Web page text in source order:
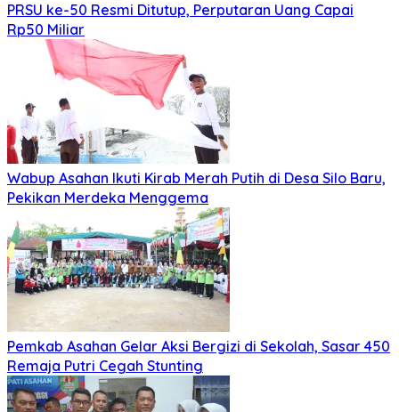
PRSU ke-50 Resmi Ditutup, Perputaran Uang Capai
Rp50 Miliar
Wabup Asahan Ikuti Kirab Merah Putih di Desa Silo Baru,
Pekikan Merdeka Menggema
Pemkab Asahan Gelar Aksi Bergizi di Sekolah, Sasar 450
Remaja Putri Cegah Stunting